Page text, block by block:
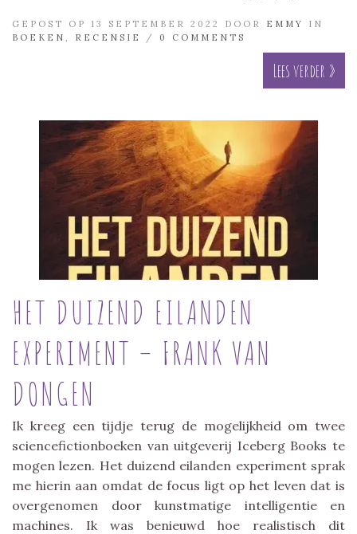
GEPOST OP 13 SEPTEMBER 2022 DOOR EMMY
IN
BOEKEN , RECENSIE / 0 COMMENTS
Lees verder »
HET DUIZEND EILANDEN
EXPERIMENT – FRANK VAN
DONGEN
Ik kreeg een tijdje terug de mogelijkheid om twee
sciencefictionboeken van uitgeverij Iceberg Books te
mogen lezen. Het duizend eilanden experiment sprak
me hierin aan omdat de focus ligt op het leven dat is
overgenomen door kunstmatige intelligentie en
machines. Ik was benieuwd hoe realistisch dit